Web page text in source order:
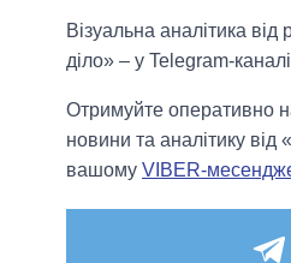
Візуальна аналітика від
діло» – у Telegram-каналі
Отримуйте оперативно
новини та аналітику від
вашому VIBER-